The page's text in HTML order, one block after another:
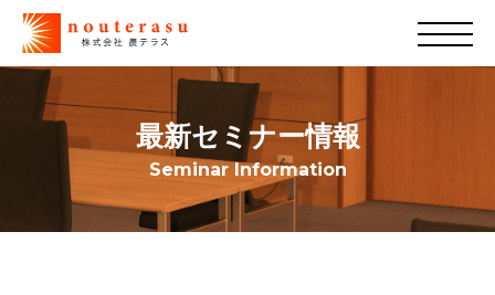
最新セミナー情報
Seminar Information